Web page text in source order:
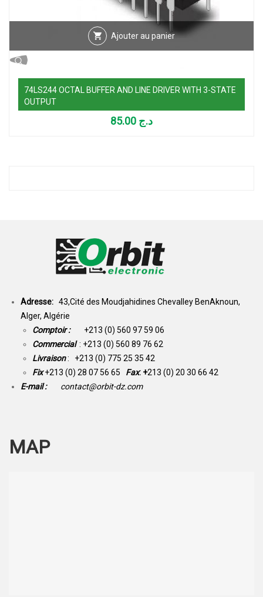
Ajouter au panier
74LS244 OCTAL BUFFER AND LINE DRIVER WITH 3-STATE
OUTPUT
د.ج
Adresse: 43,Cité des Moudjahidines Chevalley BenAknoun,
Alger, Algérie
Comptoir : +213 (0) 560 97 59 06
Commercial : +213 (0) 560 89 76 62
Livraison: +213 (0) 775 25 35 42
Fix +213 (0) 28 07 56 65 Fax: +213 (0) 20 30 66 42
E-mail :
contact@orbit-dz.com
MAP